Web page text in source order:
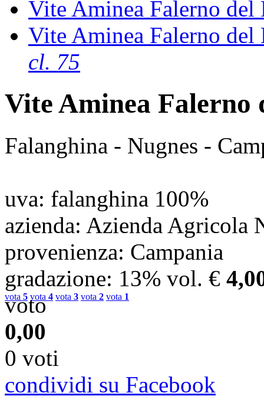
Vite Aminea Falerno del
Vite Aminea Falerno del
cl. 75
Vite Aminea Falerno
Falanghina - Nugnes -
uva: falanghina 100%
azienda: Azienda Agricola
provenienza: Campania
gradazione: 13% vol. €
vota 5 vota 4 vota 3 vota 2 vota 1
voto
0,00
0 voti
condividi su Facebook